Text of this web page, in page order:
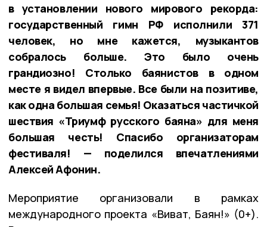
в установлении нового мирового рекорда:
государственный гимн РФ исполнили 371
человек, но мне кажется, музыкантов
собралось больше. Это было очень
грандиозно! Столько баянистов в одном
месте я видел впервые. Все были на позитиве,
как одна большая семья! Оказаться частичкой
шествия «Триумф русского баяна» для меня
большая честь! Спасибо организаторам
фестиваля! — поделился впечатлениями
Алексей Афонин.
Мероприятие организовали в рамках
международного проекта «Виват, Баян!» (0+).